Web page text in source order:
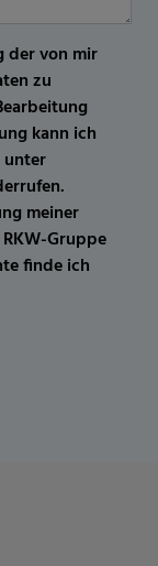
der von mir
zu
kann ich
meiner
Gruppe
finde ich